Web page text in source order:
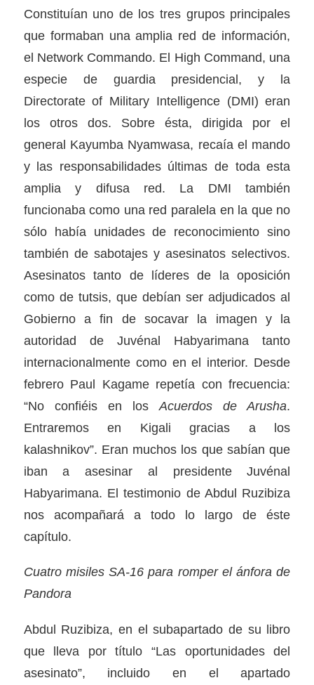
Constituían uno de los tres grupos principales
que formaban una amplia red de información,
el Network Commando. El High Command, una
especie de guardia presidencial, y la
Directorate of Military Intelligence (DMI) eran
los otros dos. Sobre ésta, dirigida por el
general Kayumba Nyamwasa, recaía el mando
y las responsabilidades últimas de toda esta
amplia y difusa red. La DMI también
funcionaba como una red paralela en la que no
sólo había unidades de reconocimiento sino
también de sabotajes y asesinatos selectivos.
Asesinatos tanto de líderes de la oposición
como de tutsis, que debían ser adjudicados al
Gobierno a fin de socavar la imagen y la
autoridad de Juvénal Habyarimana tanto
internacionalmente como en el interior. Desde
febrero Paul Kagame repetía con frecuencia:
“No confiéis en losAcuerdos de Arusha.
Entraremos en Kigali gracias a los
kalashnikov”. Eran muchos los que sabían que
iban a asesinar al presidente Juvénal
Habyarimana. El testimonio de Abdul Ruzibiza
nos acompañará a todo lo largo de éste
capítulo.
Cuatro misiles SA-16 para romper el ánfora de
Pandora
Abdul Ruzibiza, en el subapartado de su libro
que lleva por título “Las oportunidades del
asesinato”, incluido en el apartado